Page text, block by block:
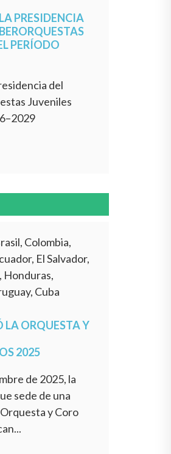
PRESIDENCIA
PERÍODO
del
Juveniles
Colombia,
El Salvador,
Honduras,
Cuba
ORQUESTA Y
2025
de 2025, la
sede de una
y Coro